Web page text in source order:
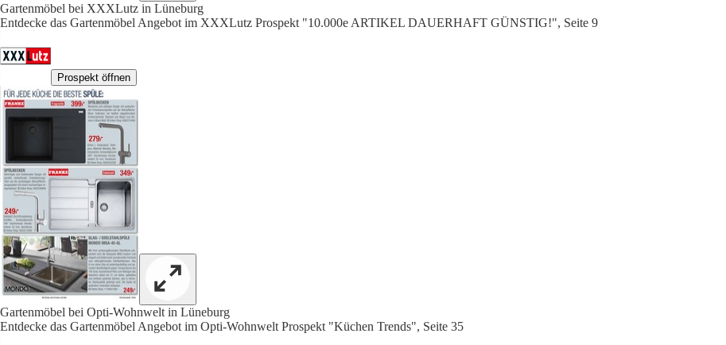
Gartenmöbel bei XXXLutz in Lüneburg
Entdecke das Gartenmöbel Angebot im XXXLutz Prospekt "10.000e ARTIKEL DAUERHAFT GÜNSTIG!", Seite 9
Prospekt öffnen
Gartenmöbel bei Opti-Wohnwelt in Lüneburg
Entdecke das Gartenmöbel Angebot im Opti-Wohnwelt Prospekt "Küchen Trends", Seite 35